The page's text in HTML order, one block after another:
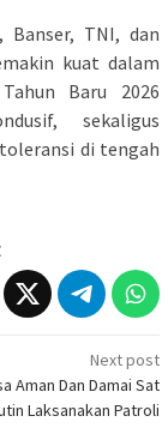
TNI, dan
kuat dalam
Baru 2026
sekaligus
di tengah
Next post
Aman Dan Damai Sat
Laksanakan Patroli